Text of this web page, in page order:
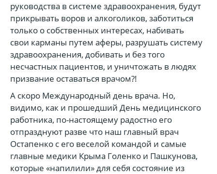
руководства в системе здравоохранения, будут
прикрывать воров и алкоголиков, заботиться
только о собственных интересах, набивать
свои карманы путем аферы, разрушать систему
здравоохранения, добивать и без того
несчастных пациентов, и уничтожать в людях
призвание оставаться врачом?!
А скоро Международный день врача. Но,
видимо, как и прошедший День медицинского
работника, по-настоящему радостно его
отпразднуют разве что наш главный врач
Остапенко с его веселой командой и самые
главные медики Крыма Голенко и Пашкунова,
которые «напилили» для себя состояние из